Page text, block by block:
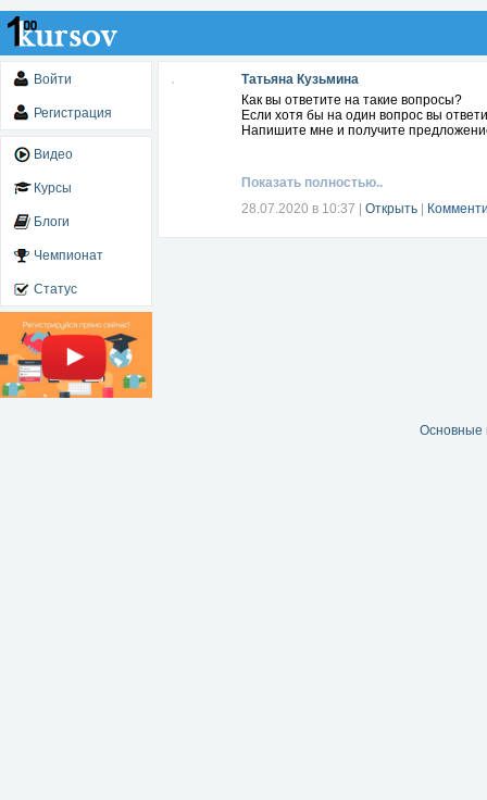
Войти
Регистрация
Видео
Курсы
Блоги
Чемпионат
Статус
Татьяна Кузьмина
Как вы ответите на такие вопросы?
Если хотя бы на один вопрос вы
Напишите мне и получите
Показать полностью..
28.07.2020 в 10:37
Открыть
Основные